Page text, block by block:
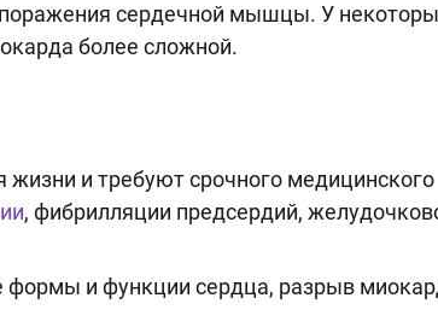
сердечной мышцы. У
более сложной.
и требуют срочного медицинского
, фибрилляции предсердий,
формы и функции сердца, разрыв